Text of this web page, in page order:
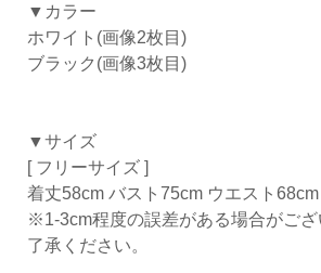
▼カラー
ホワイト(画像2枚目)
ブラック(画像3枚目)
▼サイズ
[ フリーサイズ ]
着丈58cm バスト75cm ウエスト68cm
※1-3cm程度の誤差がある場合がご
了承ください。